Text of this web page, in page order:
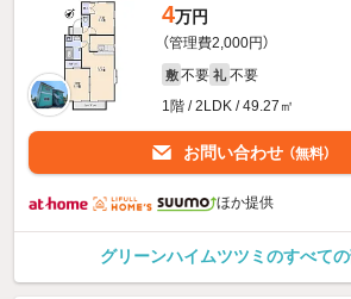
4万円
（管理費2,000円）
敷 不要 礼 不要
1階 / 2LDK / 49.27㎡
お問い合わせ （無料）
ほか提供
グリーンハイムツツミのすべて